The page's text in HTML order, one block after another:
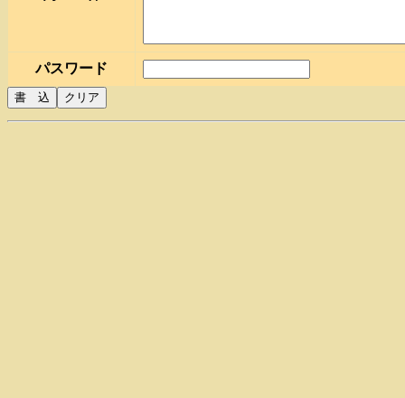
パスワード